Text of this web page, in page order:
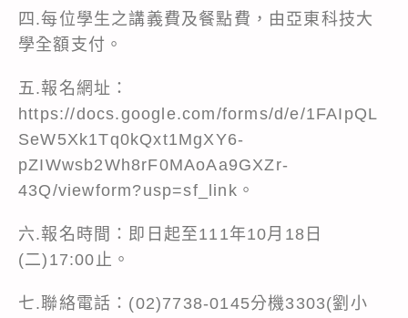
四.每位學生之講義費及餐點費，由亞東科技大
學全額支付。
五.報名網址：
https://docs.google.com/forms/d/e/1FAIpQL
SeW5Xk1Tq0kQxt1MgXY6-
pZIWwsb2Wh8rF0MAoAa9GXZr-
43Q/viewform?usp=sf_link 。
六.報名時間：即日起至111年10月18日
(二)17:00止。
七.聯絡電話：(02)7738-0145分機3303(劉小